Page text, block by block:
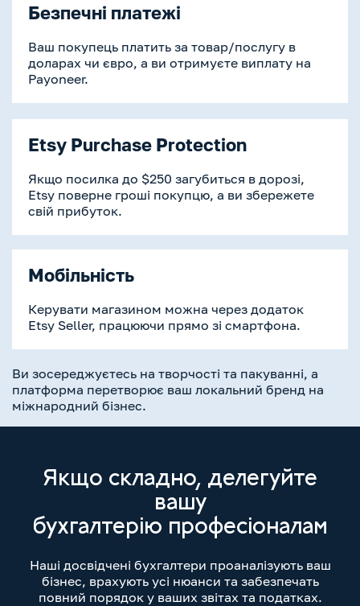
Безпечні платежі
Ваш покупець платить за товар/послугу в
доларах чи євро, а ви отримуєте виплату на
Payoneer.
Etsy Purchase Protection
Якщо посилка до $250 загубиться в дорозі,
Etsy поверне гроші покупцю, а ви збережете
свій прибуток.
Мобільність
Керувати магазином можна через додаток
Etsy Seller, працюючи прямо зі смартфона.
Ви зосереджуєтесь на творчості та пакуванні, а
платформа перетворює ваш локальний бренд на
міжнародний бізнес.
Якщо складно, делегуйте
вашу
бухгалтерію професіоналам
Наші досвідчені бухгалтери проаналізують ваш
бізнес, врахують усі нюанси та забезпечать
повний порядок у ваших звітах та податках.